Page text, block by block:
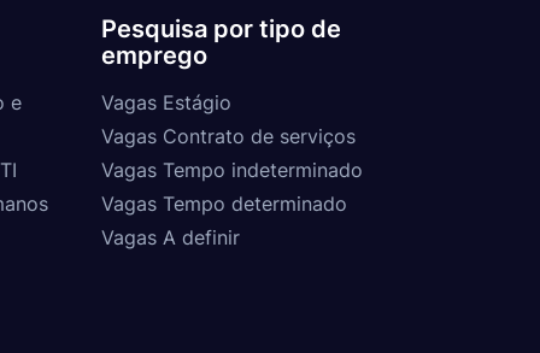
e
Pesquisa por tipo de
emprego
Vagas Estágio
Vagas Contrato de serviços
Vagas Tempo indeterminado
Vagas Tempo determinado
Vagas A definir